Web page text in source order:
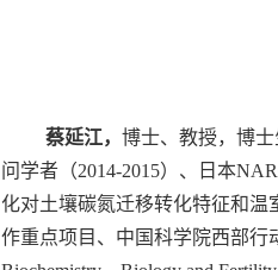
蔡延江， 博士、教授，博
问学者（2014-2015）、日本
化对土壤碳氮迁移转化特征和温
作重点项目、中国科学院西部行